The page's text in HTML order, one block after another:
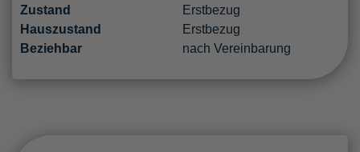
Zustand
Erstbezug
Hauszustand
Erstbezug
Beziehbar
nach Vereinbarung